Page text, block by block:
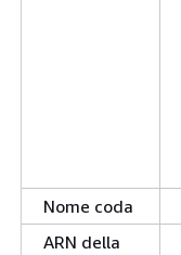
Nome coda
ARN della